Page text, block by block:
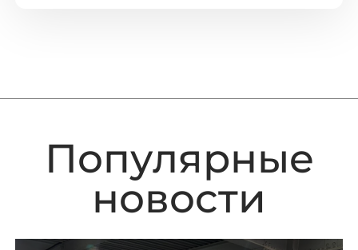
Популярные
новости